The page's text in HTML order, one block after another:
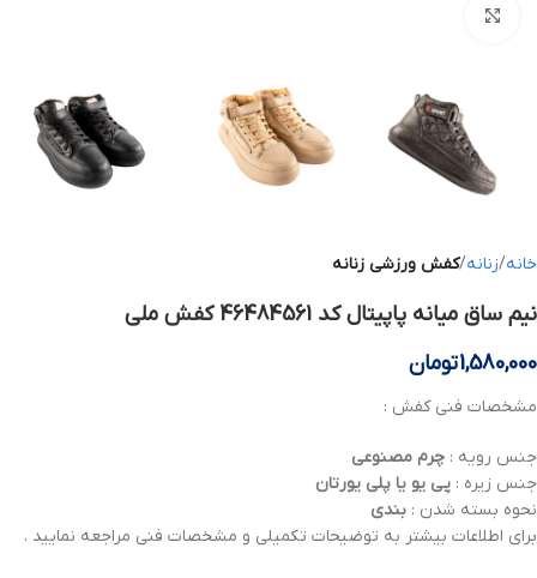
خانه زنانه کفش ورزشی زنانه
نیم ساق میانه پاپیتال کد 46484561 کفش ملی
1,580,000تومان
مشخصات فنی کفش :
جنس رویه : چرم مصنوعی
جنس زیره : پی یو یا پلی یورتان
نحوه بسته شدن : بندی
برای اطلاعات بیشتر به توضیحات تکمیلی و مشخصات فنی مراجعه نمایید .